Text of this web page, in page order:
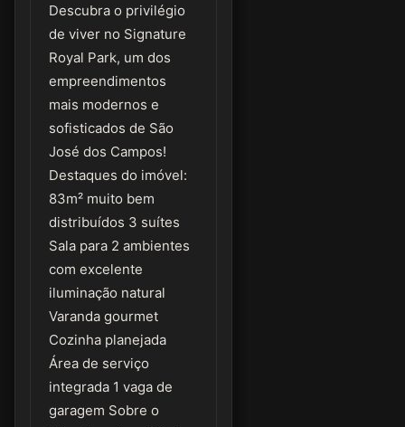
Descubra o privilégio
de viver no Signature
Royal Park, um dos
empreendimentos
mais modernos e
sofisticados de São
José dos Campos!
Destaques do imóvel:
83m² muito bem
distribuídos 3 suítes
Sala para 2 ambientes
com excelente
iluminação natural
Varanda gourmet
Cozinha planejada
Área de serviço
integrada 1 vaga de
garagem Sobre o